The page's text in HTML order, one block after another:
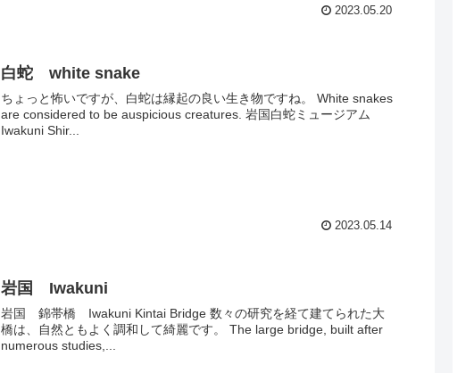
2023.05.20
白蛇 white snake
ちょっと怖いですが、白蛇は縁起の良い生き物ですね。 White snakes
are considered to be auspicious creatures. 岩国白蛇ミュージアム
Iwakuni Shir...
2023.05.14
岩国 Iwakuni
岩国 錦帯橋 Iwakuni Kintai Bridge 数々の研究を経て建てられた大
橋は、自然ともよく調和して綺麗です。 The large bridge, built after
numerous studies,...